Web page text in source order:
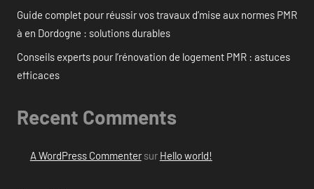
Guide complet pour réussir vos travaux d’mise aux normes PMR
à en Dordogne : solutions durables
Conseils experts pour l’rénovation de logement PMR : astuces
efficaces
Recent Comments
A WordPress Commentersur Hello world!